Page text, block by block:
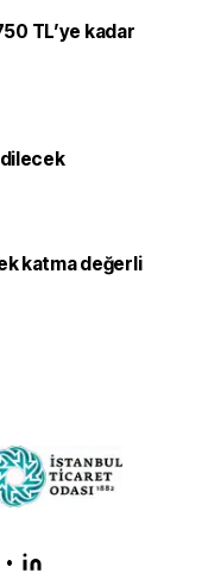
TL’ye kadar
katma değerli
•